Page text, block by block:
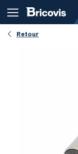
Retour